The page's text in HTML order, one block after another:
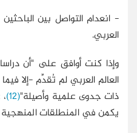
- انعدام التواصل بين
العربي.
وإذا كنت أوافق على "أن
العالم العربي لم تُقدِّم -إلا
ذات جدوى علمية وأصيلة"(12)
يكمن في المنطلقات المنهجية